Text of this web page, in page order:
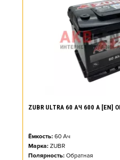
ZUBR ULTRA 60 АЧ 600 А [EN]
Ёмкость: 60 Ач
Марка: ZUBR
Полярность: Обратная